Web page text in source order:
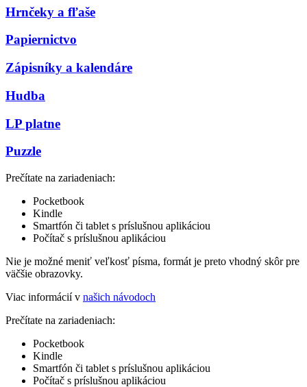
Hrnčeky a fľaše
Papiernictvo
Zápisníky a kalendáre
Hudba
LP platne
Puzzle
Prečítate na zariadeniach:
Pocketbook
Kindle
Smartfón či tablet s príslušnou aplikáciou
Počítač s príslušnou aplikáciou
Nie je možné meniť veľkosť písma, formát je preto vhodný skôr pre
väčšie obrazovky.
Viac informácií v našich návodoch
Prečítate na zariadeniach:
Pocketbook
Kindle
Smartfón či tablet s príslušnou aplikáciou
Počítač s príslušnou aplikáciou